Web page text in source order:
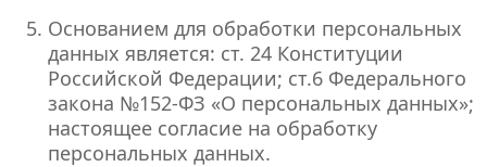
Основанием для обработки персональных
данных является: ст. 24 Конституции
Российской Федерации; ст.6 Федерального
закона №152-ФЗ «О персональных данных»;
настоящее согласие на обработку
персональных данных.